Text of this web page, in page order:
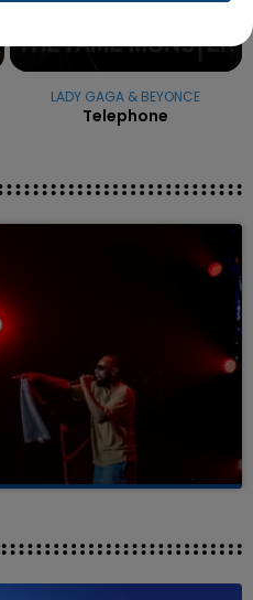
LADY GAGA & BEYONCE
Telephone